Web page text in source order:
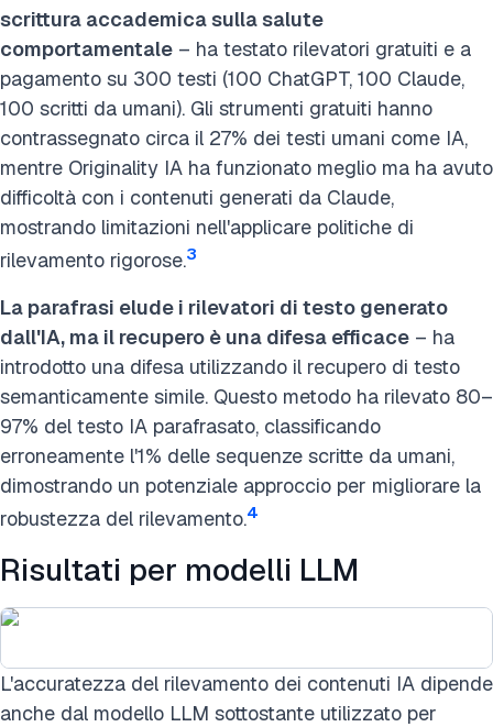
scrittura accademica sulla salute
comportamentale – ha testato rilevatori gratuiti e a
pagamento su 300 testi (100 ChatGPT, 100 Claude,
100 scritti da umani). Gli strumenti gratuiti hanno
contrassegnato circa il 27% dei testi umani come IA,
mentre Originality IA ha funzionato meglio ma ha avuto
difficoltà con i contenuti generati da Claude,
mostrando limitazioni nell'applicare politiche di
rilevamento rigorose.3
La parafrasi elude i rilevatori di testo generato
dall'IA, ma il recupero è una difesa efficace – ha
introdotto una difesa utilizzando il recupero di testo
semanticamente simile. Questo metodo ha rilevato 80–
97% del testo IA parafrasato, classificando
erroneamente l'1% delle sequenze scritte da umani,
dimostrando un potenziale approccio per migliorare la
robustezza del rilevamento.4
Risultati per modelli LLM
L'accuratezza del rilevamento dei contenuti IA dipende
anche dal modello LLM sottostante utilizzato per